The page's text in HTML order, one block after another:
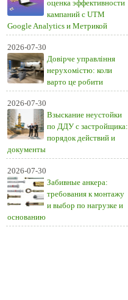
оценка эффективности
кампаний с UTM
Google Analytics и Метрикой
2026-07-30
Довірче управління
нерухомістю: коли
варто це робити
2026-07-30
Взыскание неустойки
по ДДУ с застройщика:
порядок действий и
документы
2026-07-30
Забивные анкера:
требования к монтажу
и выбор по нагрузке и
основанию